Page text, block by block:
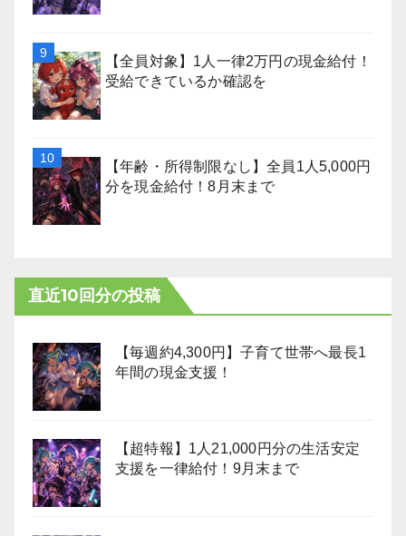
【全員対象】1人一律2万円の現金給付！
受給できているか確認を
【年齢・所得制限なし】全員1人5,000円
分を現金給付！8月末まで
直近10回分の投稿
【毎週約4,300円】子育て世帯へ最長1
年間の現金支援！
【超特報】1人21,000円分の生活安定
支援を一律給付！9月末まで